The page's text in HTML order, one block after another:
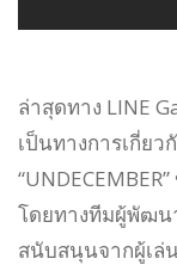
ล่าสุดทาง LINE
เป็นทางการเกี่ยว
โดยทางทีมผู้พัฒน
สนับสนุนจากผู้เล่